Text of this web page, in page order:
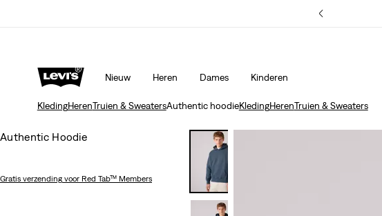
Nieuw Heren Dames Kinderen
KledingHerenTruien & SweatersAuthentic hoodieKledingHerenTruien & Sweaters
Authentic Hoodie
Gratis verzending voor Red Tab™ Members